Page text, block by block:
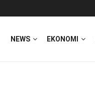
NEWS EKONOMI